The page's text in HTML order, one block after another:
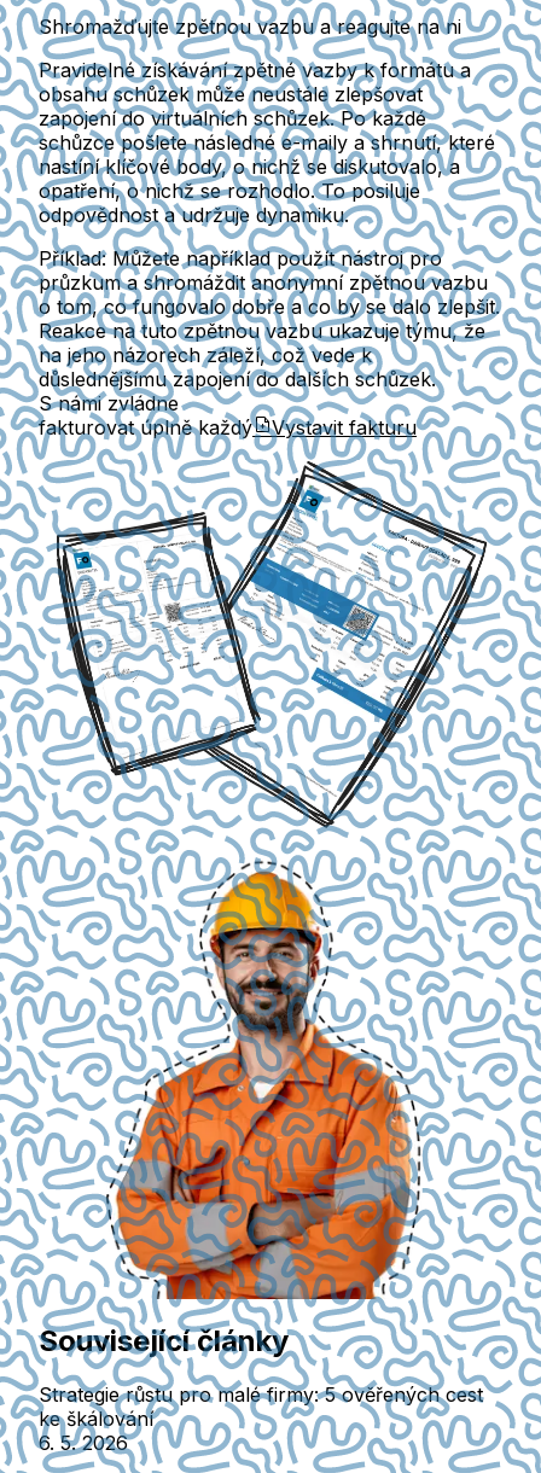
Shromažďujte zpětnou vazbu a reagujte na ni
Pravidelné získávání zpětné vazby k formátu a
obsahu schůzek může neustále zlepšovat
zapojení do virtuálních schůzek. Po každé
schůzce pošlete následné e-maily a shrnutí, které
nastíní klíčové body, o nichž se diskutovalo, a
opatření, o nichž se rozhodlo. To posiluje
odpovědnost a udržuje dynamiku.
Příklad:Můžete například použít nástroj pro
průzkum a shromáždit anonymní zpětnou vazbu
o tom, co fungovalo dobře a co by se dalo zlepšit.
Reakce na tuto zpětnou vazbu ukazuje týmu, že
na jeho názorech záleží, což vede k
důslednějšímu zapojení do dalších schůzek.
S námi zvládne
fakturovat úplně každý
Vystavit fakturu
Související články
Strategie růstu pro malé firmy: 5 ověřených cest
ke škálování
6. 5. 2026